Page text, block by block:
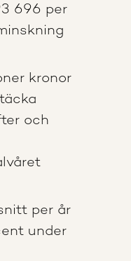
696 per
kronor
och
per år
under